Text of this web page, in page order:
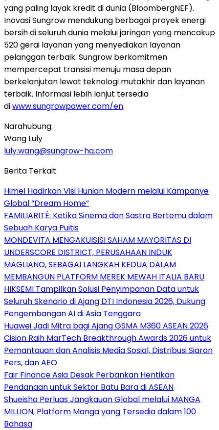
yang paling layak kredit di dunia (BloombergNEF).
Inovasi Sungrow mendukung berbagai proyek energi
bersih di seluruh dunia melalui jaringan yang mencakup
520 gerai layanan yang menyediakan layanan
pelanggan terbaik. Sungrow berkomitmen
mempercepat transisi menuju masa depan
berkelanjutan lewat teknologi mutakhir dan layanan
terbaik. Informasi lebih lanjut tersedia
diwww.sungrowpower.com/en.
Narahubung:
Wang Luly
luly.wang@sungrow-hq.com
Berita Terkait
Himel Hadirkan Visi Hunian Modern melalui Kampanye
Global “Dream Home”
FAMILIARITÉ: Ketika Sinema dan Sastra Bertemu dalam
Sebuah Karya Puitis
MONDEVITA MENGAKUISISI SAHAM MAYORITAS DI
UNDERSCORE DISTRICT, PERUSAHAAN INDUK
MAGLIANO, SEBAGAI LANGKAH KEDUA DALAM
MEMBANGUN PLATFORM MEREK MEWAH ITALIA BARU
HIKSEMI Tampilkan Solusi Penyimpanan Data untuk
Seluruh Skenario di Ajang DTI Indonesia 2026, Dukung
Pengembangan AI di Asia Tenggara
Huawei Jadi Mitra bagi Ajang GSMA M360 ASEAN 2026
Cision Raih MarTech Breakthrough Awards 2026 untuk
Pemantauan dan Analisis Media Sosial, Distribusi Siaran
Pers, dan AEO
Fair Finance Asia Desak Perbankan Hentikan
Pendanaan untuk Sektor Batu Bara di ASEAN
Shueisha Perluas Jangkauan Global melalui MANGA
MILLION, Platform Manga yang Tersedia dalam 100
Bahasa